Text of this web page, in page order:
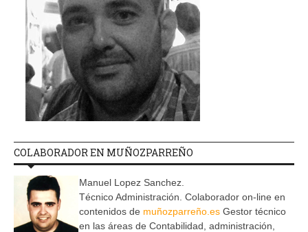
COLABORADOR EN MUÑOZPARREÑO
Manuel Lopez Sanchez.
Técnico Administración. Colaborador on-line en
contenidos de muñozparreño.es Gestor técnico
en las áreas de Contabilidad, administración,